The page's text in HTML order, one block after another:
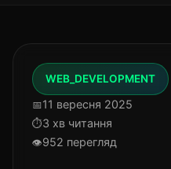
WEB_DEVELOPMENT
11 вересня 2025
3 хв читання
952 перегляд